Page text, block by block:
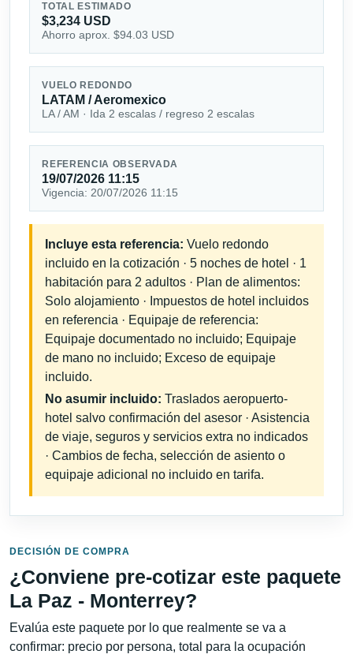
TOTAL ESTIMADO
$3,234 USD
Ahorro aprox. $94.03 USD
VUELO REDONDO
LATAM / Aeromexico
LA / AM · Ida 2 escalas / regreso 2 escalas
REFERENCIA OBSERVADA
19/07/2026 11:15
Vigencia: 20/07/2026 11:15
Incluye esta referencia: Vuelo redondo
incluido en la cotización · 5 noches de hotel · 1
habitación para 2 adultos · Plan de alimentos:
Solo alojamiento · Impuestos de hotel incluidos
en referencia · Equipaje de referencia:
Equipaje documentado no incluido; Equipaje
de mano no incluido; Exceso de equipaje
incluido.
No asumir incluido: Traslados aeropuerto-
hotel salvo confirmación del asesor · Asistencia
de viaje, seguros y servicios extra no indicados
· Cambios de fecha, selección de asiento o
equipaje adicional no incluido en tarifa.
DECISIÓN DE COMPRA
¿Conviene pre-cotizar este paquete
La Paz - Monterrey?
Evalúa este paquete por lo que realmente se va a
confirmar: precio por persona, total para la ocupación